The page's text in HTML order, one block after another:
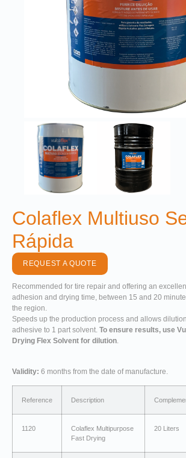
Colaflex Multiuso
Rápida
REQUEST A QUOTE
Recommended for tire repair and offering an
adhesion and drying time, between 15 and 20
the region.
Speeds up the production process and allows
adhesive to 1 part solvent. To ensure results, use
Drying Flex Solvent for dilution.
Validity: 6 months from the date of manufacture.
Reference Description
1120
Colaflex Multipurpose
Fast Drying
20 Liters